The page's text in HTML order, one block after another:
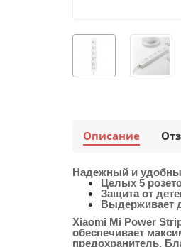
Описание
Надежный и
Целых 5
Защита от
Выдерживает
Xiaomi Mi Power
обеспечивает
предохранитель.